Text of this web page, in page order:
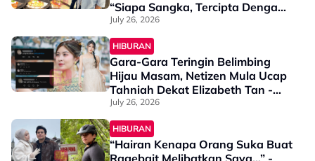
“Siapa Sangka, Tercipta Dengan
Pizza Wagyu…”
July 26, 2026
HIBURAN
Gara-Gara Teringin Belimbing
Hijau Masam, Netizen Mula Ucap
Tahniah Dekat Elizabeth Tan -
“Dah Berapa Bulan?”
July 26, 2026
HIBURAN
“Hairan Kenapa Orang Suka Buat
Ragebait Melibatkan Saya…” -